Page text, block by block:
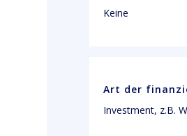
Keine
Art der
Investment, z.B.